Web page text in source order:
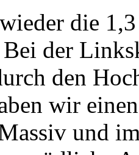
die
der
den
wir
und